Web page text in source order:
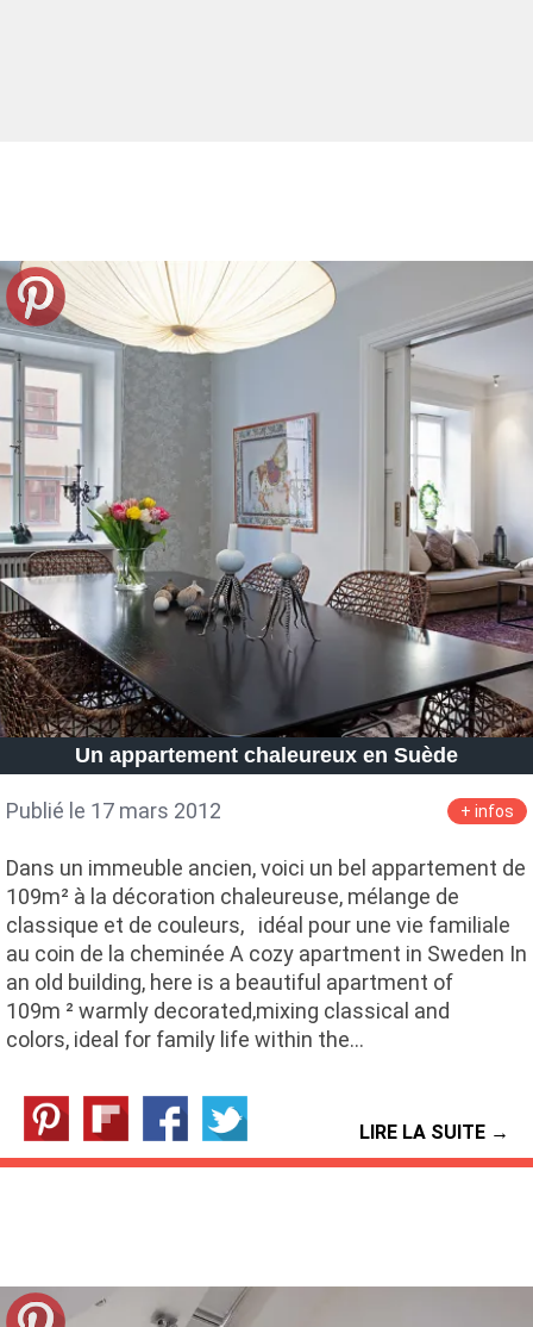
Un appartement chaleureux en Suède
Publié le 17 mars 2012 + infos
Dans un immeuble ancien, voici un bel appartement de
109m² à la décoration chaleureuse, mélange de
classique et de couleurs, idéal pour une vie familiale
au coin de la cheminée A cozy apartment in Sweden In
an old building, here is a beautiful apartment of
109m ² warmly decorated,mixing classical and
colors, ideal for family life within the…
LIRE LA SUITE →